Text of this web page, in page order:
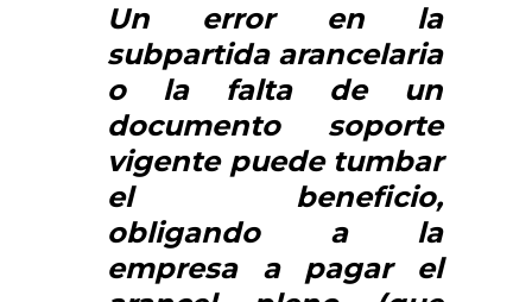
Un error en la
subpartida arancelaria
o la falta de un
documento soporte
vigente puede tumbar
el beneficio,
obligando a la
empresa a pagar el